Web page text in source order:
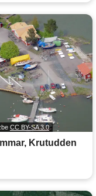
CC BY-SA 3.0
Krutudden